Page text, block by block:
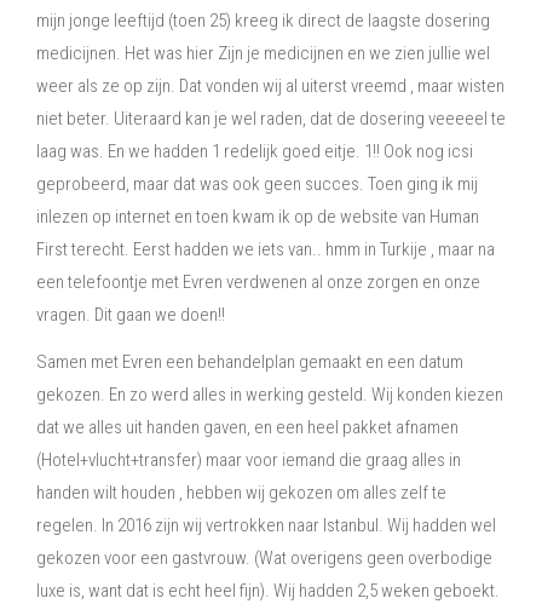
mijn jonge leeftijd (toen 25) kreeg ik direct de laagste dosering
medicijnen. Het was hier Zijn je medicijnen en we zien jullie wel
weer als ze op zijn. Dat vonden wij al uiterst vreemd , maar wisten
niet beter. Uiteraard kan je wel raden, dat de dosering veeeeel te
laag was. En we hadden 1 redelijk goed eitje. 1!! Ook nog icsi
geprobeerd, maar dat was ook geen succes. Toen ging ik mij
inlezen op internet en toen kwam ik op de website van Human
First terecht. Eerst hadden we iets van.. hmm in Turkije , maar na
een telefoontje met Evren verdwenen al onze zorgen en onze
vragen. Dit gaan we doen!!
Samen met Evren een behandelplan gemaakt en een datum
gekozen. En zo werd alles in werking gesteld. Wij konden kiezen
dat we alles uit handen gaven, en een heel pakket afnamen
(Hotel+vlucht+transfer) maar voor iemand die graag alles in
handen wilt houden , hebben wij gekozen om alles zelf te
regelen. In 2016 zijn wij vertrokken naar Istanbul. Wij hadden wel
gekozen voor een gastvrouw. (Wat overigens geen overbodige
luxe is, want dat is echt heel fijn). Wij hadden 2,5 weken geboekt.